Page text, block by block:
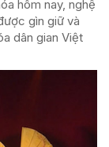
hôm nay, nghệ
gìn giữ và
dân gian Việt